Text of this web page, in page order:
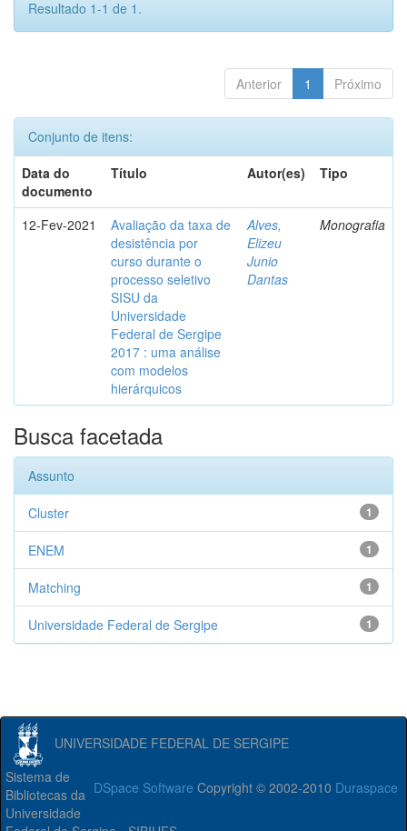
Resultado 1-1 de 1.
Anterior 1 Próximo
Conjunto de itens:
Data do
documento
Título Autor(es) Tipo
12-Fev-2021
Avaliação da taxa de
desistência por
curso durante o
processo seletivo
SISU da
Universidade
Federal de Sergipe
2017 : uma análise
com modelos
hierárquicos
Alves,
Elizeu
Junio
Dantas
Monografia
Busca facetada
Assunto
1
Cluster
1
ENEM
1
Matching
1
Universidade Federal de Sergipe
UNIVERSIDADE FEDERAL DE SERGIPE
DSpace Software Copyright © 2002-2010 Duraspace
Sistema de
Bibliotecas da
Universidade